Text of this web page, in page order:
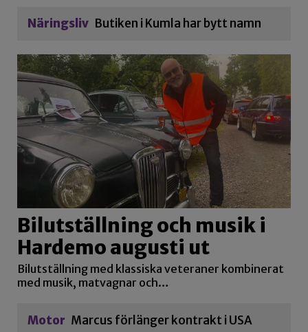
Näringsliv Butiken i Kumla har bytt namn
Bilutställning och musik i
Hardemo augusti ut
Bilutställning med klassiska veteraner kombinerat
med musik, matvagnar och…
Motor Marcus förlänger kontrakt i USA